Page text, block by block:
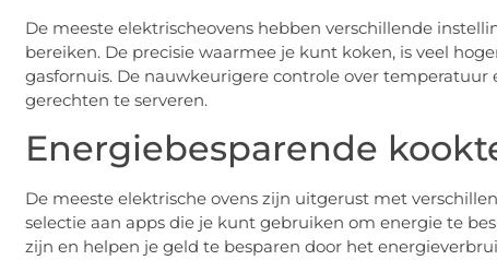
De meeste elektrischeovens hebben verschillende
bereiken. De precisie waarmee je kunt koken, is veel
gasfornuis. De nauwkeurigere controle over
gerechten te serveren.
Energiebesparende
De meeste elektrische ovens zijn uitgerust met
selectie aan apps die je kunt gebruiken om energie te
zijn en helpen je geld te besparen door het